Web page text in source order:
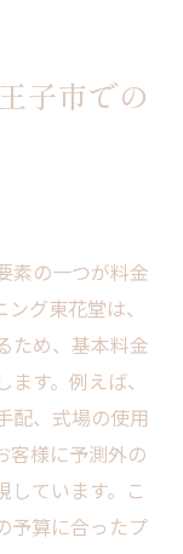
子市での
素の一つが料金
グ東花堂は、
ため、基本料金
す。例えば、
配、式場の使用
客様に予測外の
しています。こ
予算に合ったプ